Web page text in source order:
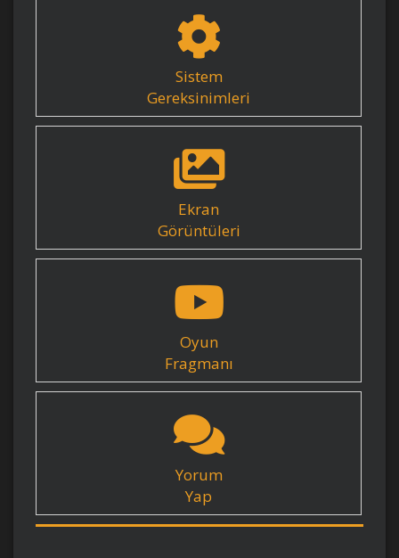
Sistem
Gereksinimleri
Ekran
Görüntüleri
Oyun
Fragmanı
Yorum
Yap